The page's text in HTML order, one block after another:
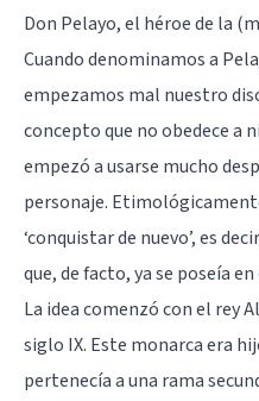
Don Pelayo, el héroe de la
Cuando denominamos a
empezamos mal nuestro
concepto que no obedece a
empezó a usarse mucho
personaje.
‘conquistar de nuevo’, es
que, de facto, ya se poseía
La idea comenzó con el rey
siglo IX. Este monarca era
pertenecía a una rama